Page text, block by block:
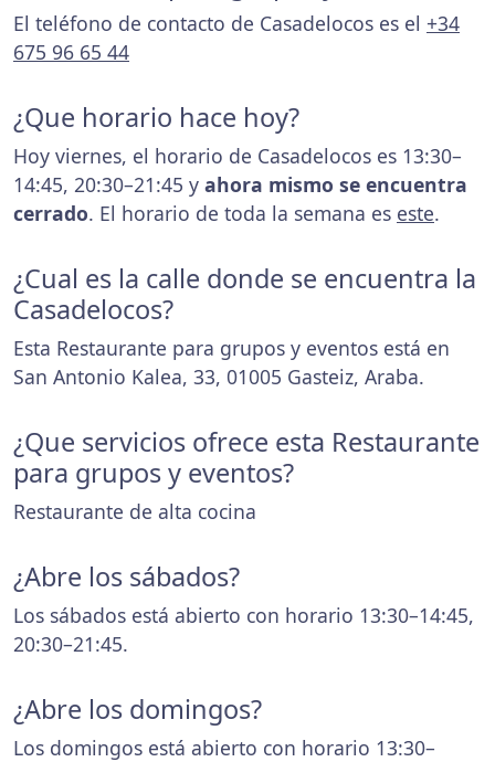
El teléfono de contacto de Casadelocos es el +34
675 96 65 44
¿Que horario hace hoy?
Hoy viernes, el horario de Casadelocos es 13:30–
14:45, 20:30–21:45 y ahora mismo se encuentra
cerrado. El horario de toda la semana es este.
¿Cual es la calle donde se encuentra la
Casadelocos?
Esta Restaurante para grupos y eventos está en
San Antonio Kalea, 33, 01005 Gasteiz, Araba.
¿Que servicios ofrece esta Restaurante
para grupos y eventos?
Restaurante de alta cocina
¿Abre los sábados?
Los sábados está abierto con horario 13:30–14:45,
20:30–21:45.
¿Abre los domingos?
Los domingos está abierto con horario 13:30–